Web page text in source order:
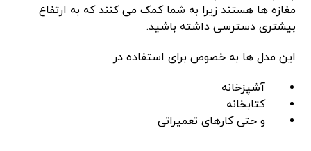
مغازه ها هستند زیرا به شما کمک می کنند که به ارتفاع
بیشتری دسترسی داشته باشید.
این مدل ها به خصوص برای استفاده در:
آشپزخانه
کتابخانه
و حتی کارهای تعمیراتی